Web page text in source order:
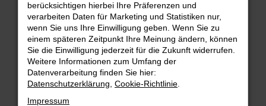
Fehler: Network Error
Beim Laden ist ein Fehler aufgetreten.
Hier sind ein paar Tipps, die dir helfen können:
Überprüfe deine Firewall und deine
Internetverbindung.
Laden andere Webseiten, zum Beispiel deine
berücksichtigen hierbei Ihre Präferenzen und
verarbeiten Daten für Marketing und Statistiken nur,
wenn Sie uns Ihre Einwilligung geben. Wenn Sie zu
einem späteren Zeitpunkt Ihre Meinung ändern, können
Sie die Einwilligung jederzeit für die Zukunft widerrufen.
Weitere Informationen zum Umfang der
Datenverarbeitung finden Sie hier:
Datenschutzerklärung Cookie-Richtlinie
Impressum